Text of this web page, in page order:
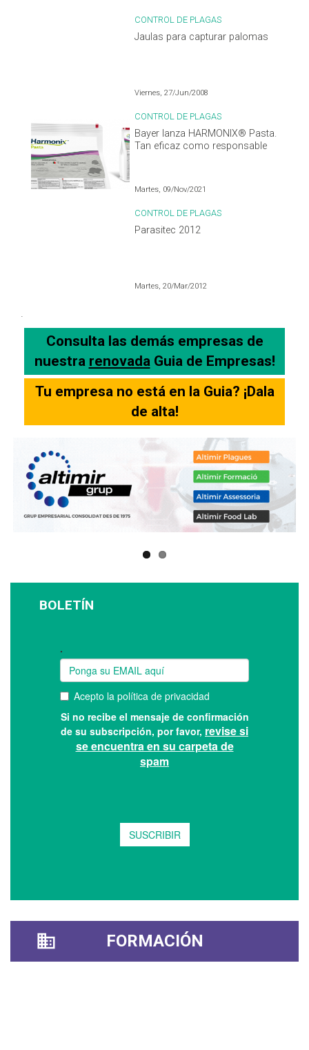
CONTROL DE PLAGAS
Jaulas para capturar palomas
Viernes, 27/Jun/2008
CONTROL DE PLAGAS
Bayer lanza HARMONIX® Pasta.
Tan eficaz como responsable
Martes, 09/Nov/2021
CONTROL DE PLAGAS
Parasitec 2012
Martes, 20/Mar/2012
.
Consulta las demás empresas de
nuestra renovadaGuia de Empresas!
Tu empresa no está en la Guia? ¡Dala
de alta!
BOLETÍN
FORMACIÓN